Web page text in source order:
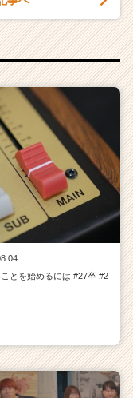
とを始めるには #27卒 #2